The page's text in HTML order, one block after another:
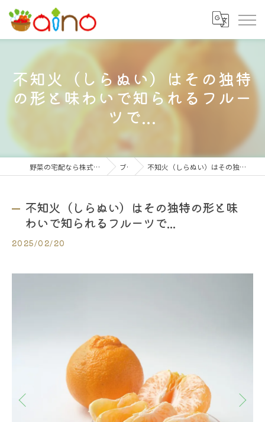
不知火（しらぬい）はその独特
の形と味わいで知られるフルー
ツで...
野菜の宅配なら株式会社大阪愛農食品センター ブログ 不知火（しらぬい）はその独特の形と味わいで知られるフルーツで...
不知火（しらぬい）はその独特の形と味
わいで知られるフルーツで...
2025/02/20